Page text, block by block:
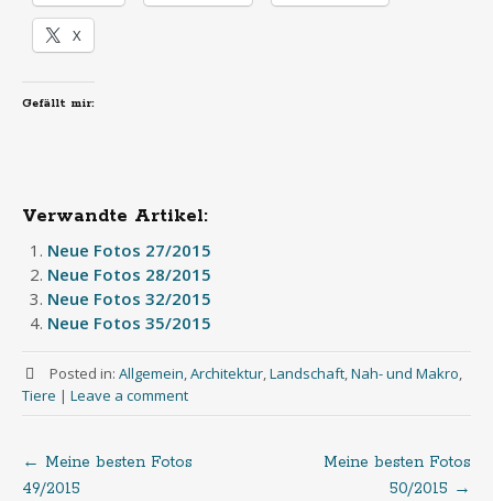
X
Gefällt mir:
Verwandte Artikel:
Neue Fotos 27/2015
Neue Fotos 28/2015
Neue Fotos 32/2015
Neue Fotos 35/2015
Posted in: Allgemein,Architektur,Landschaft,Nah- und Makro,
Tiere | Leave a comment
Post
← Meine besten Fotos
49/2015
Meine besten Fotos
50/2015 →